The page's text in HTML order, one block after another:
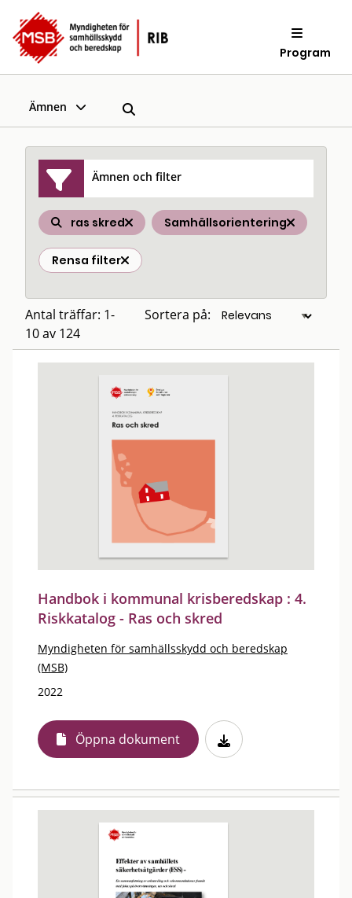
Program
Ämnen
Ämnen och filter
ras skred Samhällsorientering
Rensa filter
Antal träffar: 1-
10 av 124
Sortera på:
Handbok i kommunal krisberedskap : 4.
Riskkatalog - Ras och skred
Myndigheten för samhällsskydd och beredskap
(MSB)
2022
Öppna dokument